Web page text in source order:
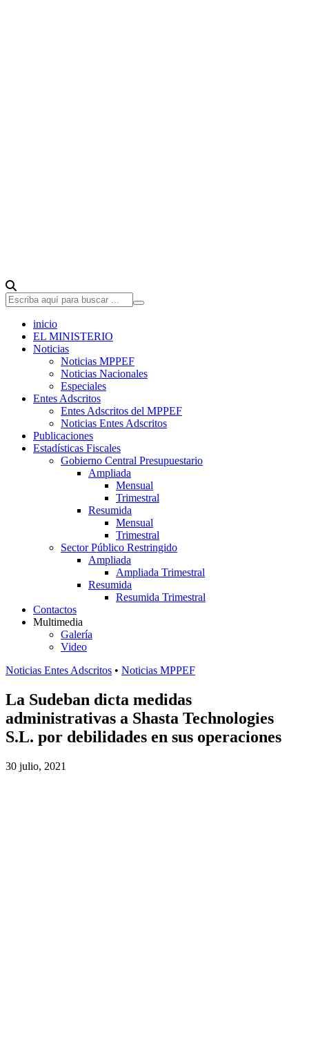
inicio
EL MINISTERIO
Noticias
Noticias MPPEF
Noticias Nacionales
Especiales
Entes Adscritos
Entes Adscritos del MPPEF
Noticias Entes Adscritos
Publicaciones
Estadísticas Fiscales
Gobierno Central Presupuestario
Ampliada
Mensual
Trimestral
Resumida
Mensual
Trimestral
Sector Público Restringido
Ampliada
Ampliada Trimestral
Resumida
Resumida Trimestral
Contactos
Multimedia
Galería
Video
Noticias Entes Adscritos • Noticias MPPEF
La Sudeban dicta medidas
administrativas a Shasta Technologies
S.L. por debilidades en sus operaciones
30 julio, 2021